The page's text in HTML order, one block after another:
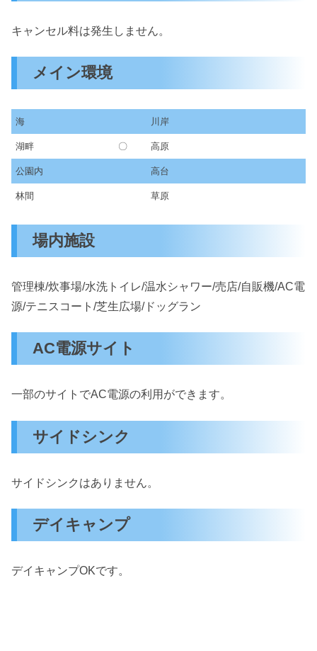
キャンセル料は発生しません。
メイン環境
海 川岸
湖畔 〇 高原
公園内 高台
林間 草原
場内施設
管理棟/炊事場/水洗トイレ/温水シャワー/売店/自販機/AC電
源/テニスコート/芝生広場/ドッグラン
AC電源サイト
一部のサイトでAC電源の利用ができます。
サイドシンク
サイドシンクはありません。
デイキャンプ
デイキャンプOKです。